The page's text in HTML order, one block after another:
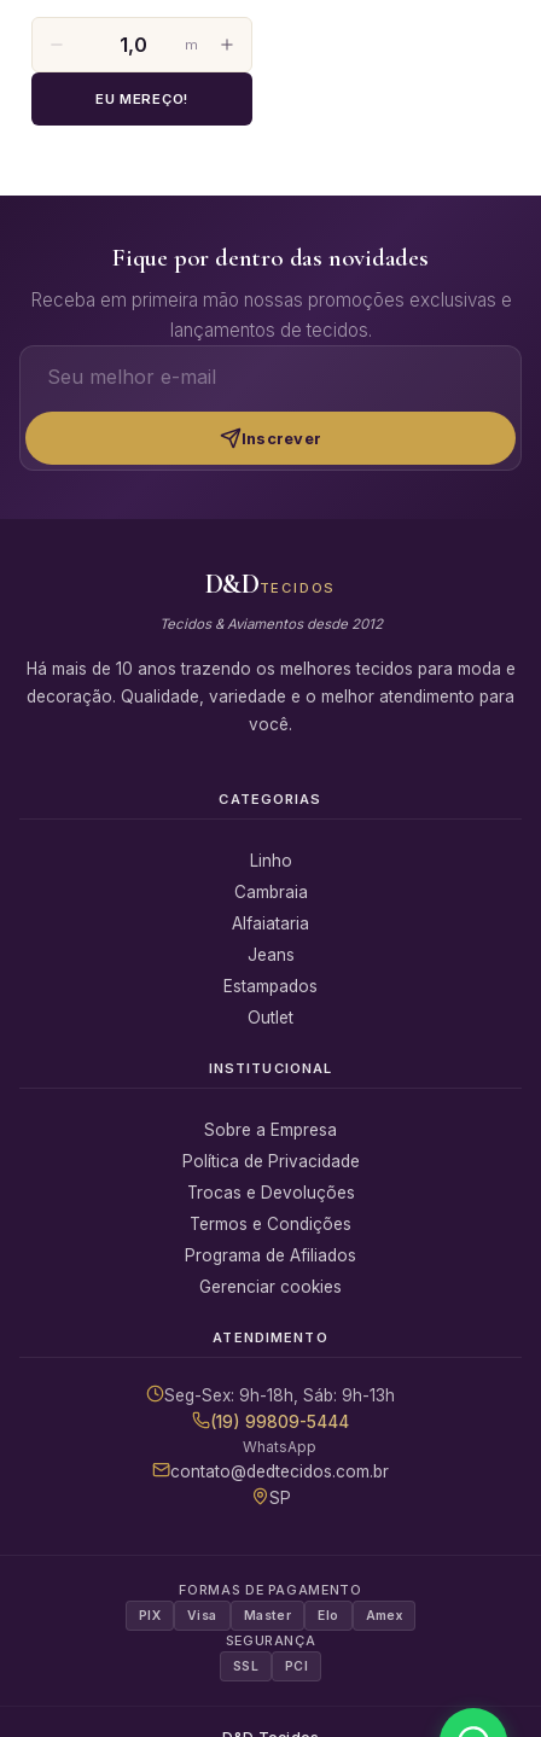
m
EU MEREÇO!
Fique por dentro das novidades
Receba em primeira mão nossas promoções exclusivas e
lançamentos de tecidos.
Inscrever
D&DTECIDOS
Tecidos & Aviamentos desde 2012
Há mais de 10 anos trazendo os melhores tecidos para moda e
decoração. Qualidade, variedade e o melhor atendimento para
você.
CATEGORIAS
Linho
Cambraia
Alfaiataria
Jeans
Estampados
Outlet
INSTITUCIONAL
Sobre a Empresa
Política de Privacidade
Trocas e Devoluções
Termos e Condições
Programa de Afiliados
Gerenciar cookies
ATENDIMENTO
Seg-Sex: 9h-18h, Sáb: 9h-13h
(19) 99809-5444
WhatsApp
contato@dedtecidos.com.br
SP
FORMAS DE PAGAMENTO
PIX Visa Master Elo Amex
SEGURANÇA
SSL PCI